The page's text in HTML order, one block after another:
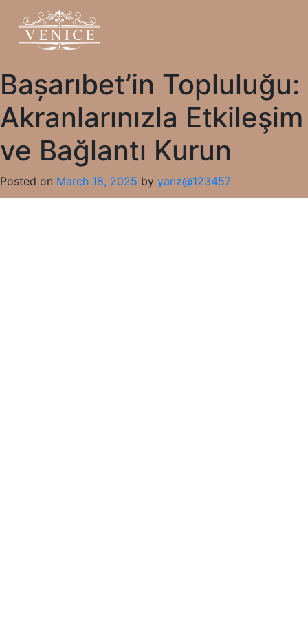
Bașarıbet’in Topluluğu:
Akranlarınızla Etkileşim
ve Bağlantı Kurun
Posted on March 18, 2025 by yanz@123457